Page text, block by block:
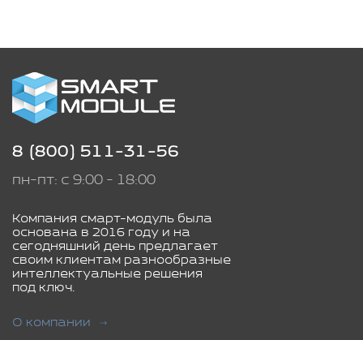
8 (800) 511-31-56
пн-пт: с 9:00 - 18:00
Компания смарт-модуль была
основана в 2016 году и на
сегодняшний день предлагает
своим клиентам разнообразные
интеллектуальные решения
под ключ.
О компании